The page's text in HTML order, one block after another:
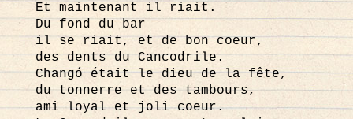
Et maintenant il riait.
Du fond du bar
il se riait, et de bon coeur,
des dents du Cancodrile.
Changó était le dieu de la fête,
du tonnerre et des tambours,
ami loyal et joli coeur.